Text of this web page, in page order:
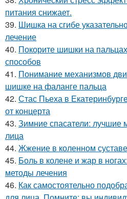
питания снижает.
39. Шишка на сгибе
лечение
40. Покорите шишки на
способов
41. Понимание механизмов
шишке на фаланге пальца
42. Стас Пьеха в
от концерта
43. Зимние спасатели: лучшие
лица
44. Жжение в коленном
45. Боль в колене и жар в
методы лечения
46. Как самостоятельно